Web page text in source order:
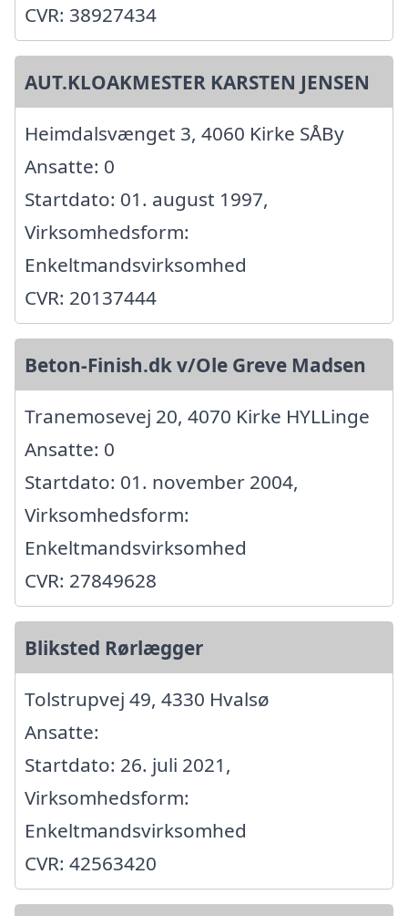
CVR: 38927434
AUT.KLOAKMESTER KARSTEN JENSEN
Heimdalsvænget 3, 4060 Kirke SÅBy
Ansatte: 0
Startdato: 01. august 1997,
Virksomhedsform:
Enkeltmandsvirksomhed
CVR: 20137444
Beton-Finish.dk v/Ole Greve Madsen
Tranemosevej 20, 4070 Kirke HYLLinge
Ansatte: 0
Startdato: 01. november 2004,
Virksomhedsform:
Enkeltmandsvirksomhed
CVR: 27849628
Bliksted Rørlægger
Tolstrupvej 49, 4330 Hvalsø
Ansatte:
Startdato: 26. juli 2021,
Virksomhedsform:
Enkeltmandsvirksomhed
CVR: 42563420